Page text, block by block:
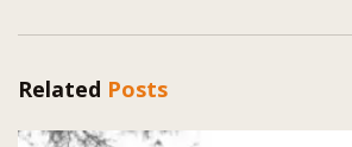
Related Posts